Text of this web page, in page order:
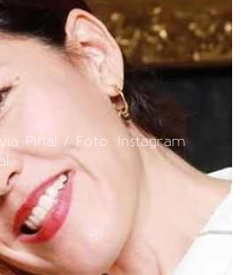
Pinal / Foto: Instagram